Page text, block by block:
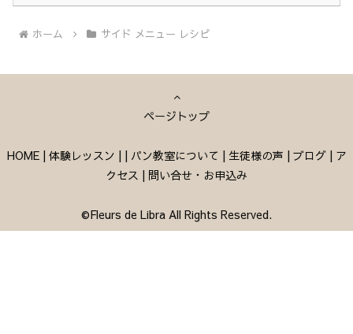
ホーム サイド メニュー レシピ
ページトップ
HOME| 体験レッスン | | パン教室について | 生徒様の声 | ブログ| ア
クセス | 問い合せ・お申込み
©Fleurs de Libra All Rights Reserved.